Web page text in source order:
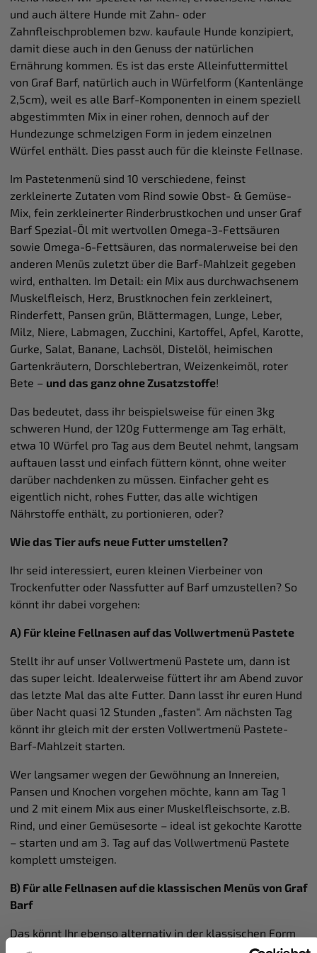
und auch ältere Hunde mit Zahn- oder
Zahnfleischproblemen bzw. kaufaule Hunde konzipiert,
damit diese auch in den Genuss der natürlichen
Ernährung kommen. Es ist das erste Alleinfuttermittel
von Graf Barf, natürlich auch in Würfelform (Kantenlänge
2,5cm), weil es alle Barf-Komponenten in einem speziell
abgestimmten Mix in einer rohen, dennoch auf der
Hundezunge schmelzigen Form in jedem einzelnen
Würfel enthält. Dies passt auch für die kleinste Fellnase.
Im Pastetenmenü sind 10 verschiedene, feinst
zerkleinerte Zutaten vom Rind sowie Obst- & Gemüse-
Mix, fein zerkleinerter Rinderbrustkochen und unser Graf
Barf Spezial-Öl mit wertvollen Omega-3-Fettsäuren
sowie Omega-6-Fettsäuren, das normalerweise bei den
anderen Menüs zuletzt über die Barf-Mahlzeit gegeben
wird, enthalten. Im Detail: ein Mix aus durchwachsenem
Muskelfleisch, Herz, Brustknochen fein zerkleinert,
Rinderfett, Pansen grün, Blättermagen, Lunge, Leber,
Milz, Niere, Labmagen, Zucchini, Kartoffel, Apfel, Karotte,
Gurke, Salat, Banane, Lachsöl, Distelöl, heimischen
Gartenkräutern, Dorschlebertran, Weizenkeimöl, roter
Bete – und das ganz ohne Zusatzstoffe!
Das bedeutet, dass ihr beispielsweise für einen 3kg
schweren Hund, der 120g Futtermenge am Tag erhält,
etwa 10 Würfel pro Tag aus dem Beutel nehmt, langsam
auftauen lasst und einfach füttern könnt, ohne weiter
darüber nachdenken zu müssen. Einfacher geht es
eigentlich nicht, rohes Futter, das alle wichtigen
Nährstoffe enthält, zu portionieren, oder?
Wie das Tier aufs neue Futter umstellen?
Ihr seid interessiert, euren kleinen Vierbeiner von
Trockenfutter oder Nassfutter auf Barf umzustellen? So
könnt ihr dabei vorgehen:
A) Für kleine Fellnasen auf das Vollwertmenü Pastete
Stellt ihr auf unser Vollwertmenü Pastete um, dann ist
das super leicht. Idealerweise füttert ihr am Abend zuvor
das letzte Mal das alte Futter. Dann lasst ihr euren Hund
über Nacht quasi 12 Stunden „fasten“. Am nächsten Tag
könnt ihr gleich mit der ersten Vollwertmenü Pastete-
Barf-Mahlzeit starten.
Wer langsamer wegen der Gewöhnung an Innereien,
Pansen und Knochen vorgehen möchte, kann am Tag 1
und 2 mit einem Mix aus einer Muskelfleischsorte, z.B.
Rind, und einer Gemüsesorte – ideal ist gekochte Karotte
– starten und am 3. Tag auf das Vollwertmenü Pastete
komplett umsteigen.
B) Für alle Fellnasen auf die klassischen Menüs von Graf
Barf
Das könnt Ihr ebenso alternativ in der klassischen Form
tun, die wir jedem Hundebesitzer für unsere anderen